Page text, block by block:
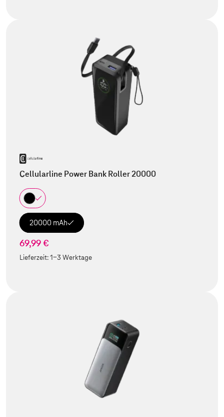
Cellularline Power Bank Roller 20000
20000 mAh
69,99 €
Lieferzeit:1-3 Werktage